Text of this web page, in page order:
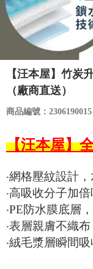
寵物
名人嚴選
優惠活動
關於我們
合作提案
購物流程
會員專區
常見問題
登入
【汪本屋】竹炭
（廠商直送）
商品編號：2306190015
【汪本屋】
‧網格壓紋設計
‧高吸收分子加
‧PE防水膜底層
‧表層親膚不織
‧絨毛漿層瞬間